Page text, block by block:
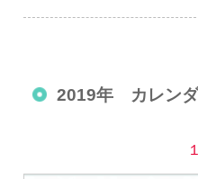
2019年 カレン